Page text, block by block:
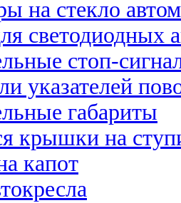
на стекло
светодиодных
стоп-
указателей
габариты
крышки на
капот